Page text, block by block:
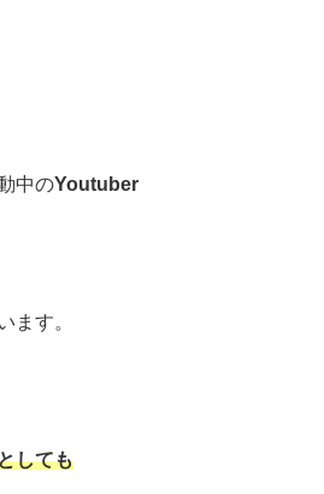
中のYoutuber
ます。
しても